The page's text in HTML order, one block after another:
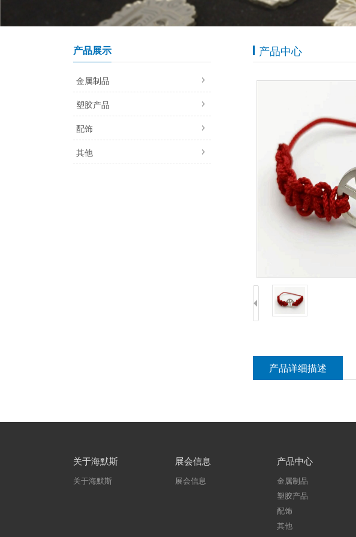
产品展示
金属制品
塑胶产品
配饰
其他
产品中心
产品详细描述
关于海默斯
关于海默斯
展会信息
展会信息
产品中心
金属制品
塑胶产品
配饰
其他